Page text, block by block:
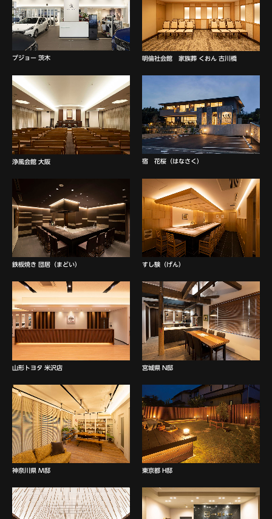
プジョー 茨木 明倫社会館 家族葬 くおん 古川橋
浄風会館 大阪 宿 花桜（はなさく）
鉄板焼き 団居（まどい） すし験（げん）
山形トヨタ 米沢店 宮城県 N邸
神奈川県 M邸 東京都 H邸